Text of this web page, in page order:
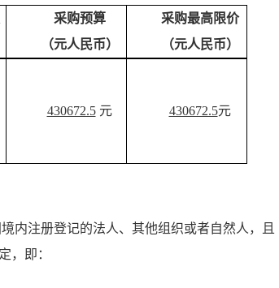
采购预算
（元人民币）
采购最高限价
（元人民币）
430672.5 元 430672.5元
内注册登记的法人、其他组织或者自然人，且
，即：